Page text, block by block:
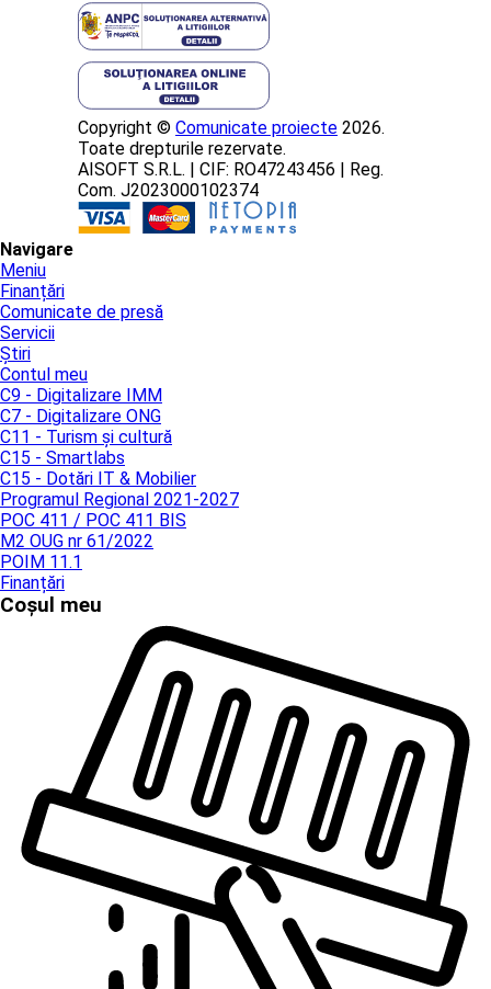
Copyright © Comunicate proiecte 2026.
Toate drepturile rezervate.
AISOFT S.R.L. | CIF: RO47243456 | Reg.
Com. J2023000102374
Navigare
Meniu
Finanțări
Comunicate de presă
Servicii
Știri
Contul meu
C9 - Digitalizare IMM
C7 - Digitalizare ONG
C11 - Turism și cultură
C15 - Smartlabs
C15 - Dotări IT & Mobilier
Programul Regional 2021-2027
POC 411 / POC 411 BIS
M2 OUG nr 61/2022
POIM 11.1
Finanțări
Coșul meu